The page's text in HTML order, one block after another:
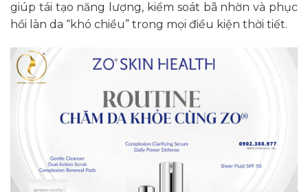
giúp tái tạo năng lượng, kiểm soát bã nhờn và phục
hồi làn da “khó chiều” trong mọi điều kiện thời tiết.